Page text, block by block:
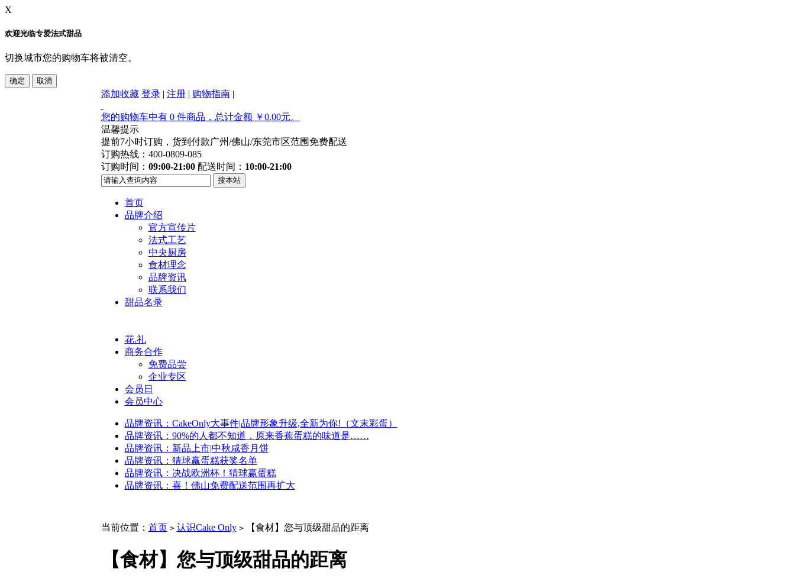
X
欢迎光临专爱法式甜品
切换城市您的购物车将被清空。
添加收藏 登录| 注册| 购物指南|
您的购物车中有 0 件商品，总计金额 ￥0.00元。
温馨提示
提前7小时订购，货到付款广州/佛山/东莞市区范围免费配送
订购热线：400-0809-085
订购时间： 09:00-21:00配送时间： 10:00-21:00
首页
品牌介绍
官方宣传片
法式工艺
中央厨房
食材理念
品牌资讯
联系我们
甜品名录
花.礼
商务合作
免费品尝
企业专区
会员日
会员中心
品牌资讯：CakeOnly大事件|品牌形象升级,全新为你!（文末彩蛋）
品牌资讯：90%的人都不知道，原来香蕉蛋糕的味道是……
品牌资讯：新品上市|中秋咸香月饼
品牌资讯：猜球赢蛋糕获奖名单
品牌资讯：决战欧洲杯！猜球赢蛋糕
品牌资讯：喜！佛山免费配送范围再扩大
当前位置： 首页 > 认识Cake Only >【食材】您与顶级甜品的距离
【食材】您与顶级甜品的距离